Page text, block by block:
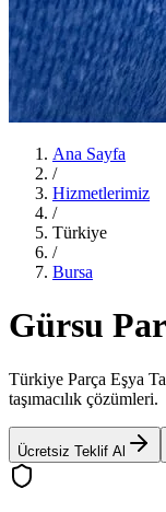
Ana Sayfa
/
Hizmetlerimiz
/
Türkiye
/
Bursa
Gürsu
Türkiye Parça Eşya
taşımacılık çözümleri.
Ücretsiz Teklif Al